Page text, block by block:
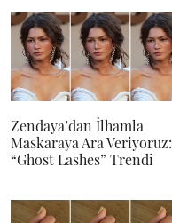
Zendaya’dan İlhamla
Maskaraya Ara Veriyoruz:
“Ghost Lashes” Trendi